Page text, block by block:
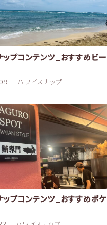
ップコンテンツ_おすすめビー
ハワイスナップ
ップコンテンツ_おすすめポケ